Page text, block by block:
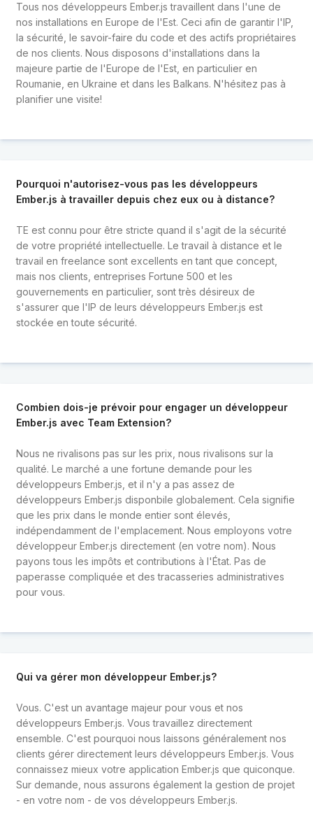
Tous nos développeurs Ember.js travaillent dans l'une de
nos installations en Europe de l'Est. Ceci afin de garantir l'IP,
la sécurité, le savoir-faire du code et des actifs propriétaires
de nos clients. Nous disposons d'installations dans la
majeure partie de l'Europe de l'Est, en particulier en
Roumanie, en Ukraine et dans les Balkans. N'hésitez pas à
planifier une visite!
Pourquoi n'autorisez-vous pas les développeurs
Ember.js à travailler depuis chez eux ou à distance?
TE est connu pour être stricte quand il s'agit de la sécurité
de votre propriété intellectuelle. Le travail à distance et le
travail en freelance sont excellents en tant que concept,
mais nos clients, entreprises Fortune 500 et les
gouvernements en particulier, sont très désireux de
s'assurer que l'IP de leurs développeurs Ember.js est
stockée en toute sécurité.
Combien dois-je prévoir pour engager un développeur
Ember.js avec Team Extension?
Nous ne rivalisons pas sur les prix, nous rivalisons sur la
qualité. Le marché a une fortune demande pour les
développeurs Ember.js, et il n'y a pas assez de
développeurs Ember.js disponbile globalement. Cela signifie
que les prix dans le monde entier sont élevés,
indépendamment de l'emplacement. Nous employons votre
développeur Ember.js directement (en votre nom). Nous
payons tous les impôts et contributions à l'État. Pas de
paperasse compliquée et des tracasseries administratives
pour vous.
Qui va gérer mon développeur Ember.js?
Vous. C'est un avantage majeur pour vous et nos
développeurs Ember.js. Vous travaillez directement
ensemble. C'est pourquoi nous laissons généralement nos
clients gérer directement leurs développeurs Ember.js. Vous
connaissez mieux votre application Ember.js que quiconque.
Sur demande, nous assurons également la gestion de projet
- en votre nom - de vos développeurs Ember.js.